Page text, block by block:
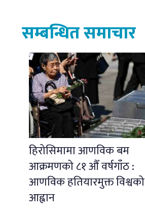
सम्बन्धित समाचार
हिरोसिमामा आणविक बम
आक्रमणको ८१ औँ वर्षगाँठ :
आणविक हतियारमुक्त विश्वको
आह्वान